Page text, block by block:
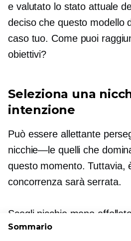
e valutato lo stato attuale
deciso che questo modello
caso tuo. Come puoi
obiettivi?
Seleziona una
intenzione
Può essere allettante
nicchie—le quelli che
questo momento. Tuttavia,
concorrenza sarà serrata.
Scegli nicchie meno
affermare competenza e
Sommario